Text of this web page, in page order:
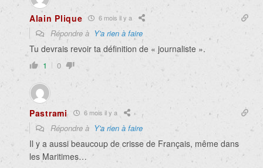
Alain Plique 6 mois il y a
Répondre à Y'a rien à faire
Tu devrais revoir ta définition de « journaliste ».
1 0
Pastrami 6 mois il y a
Répondre à Y'a rien à faire
Il y a aussi beaucoup de crisse de Français, même dans
les Maritimes…